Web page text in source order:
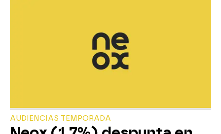
AUDIENCIAS TEMPORADA